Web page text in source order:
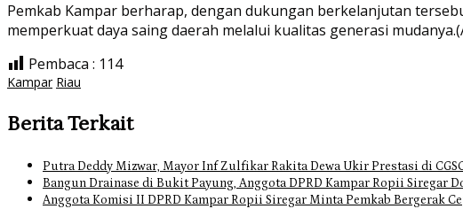
Pemkab Kampar berharap, dengan dukungan berkelanjutan
memperkuat daya saing daerah melalui kualitas generasi
Pembaca : 114
Kampar Riau
Berita Terkait
Putra Deddy Mizwar, Mayor Inf Zulfikar Rakita Dewa Ukir Prestasi di
Bangun Drainase di Bukit Payung, Anggota DPRD Kampar Ropii Siregar
Anggota Komisi II DPRD Kampar Ropii Siregar Minta Pemkab Bergerak